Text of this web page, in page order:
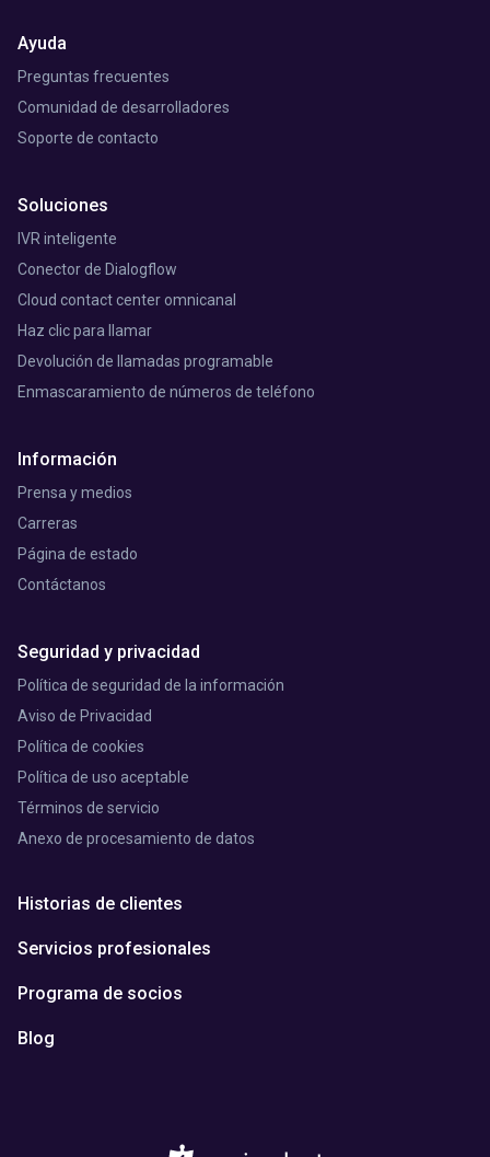
Soluciones
IVR inteligente
Conector de Dialogflow
Cloud contact center omnicanal
Haz clic para llamar
Devolución de llamadas programable
Enmascaramiento de números de teléfono
Ayuda
Preguntas frecuentes
Comunidad de desarrolladores
Soporte de contacto
Información
Prensa y medios
Carreras
Página de estado
Contáctanos
Seguridad y privacidad
Política de seguridad de la información
Aviso de Privacidad
Política de cookies
Política de uso aceptable
Términos de servicio
Anexo de procesamiento de datos
Historias de clientes
Servicios profesionales
Programa de socios
Blog